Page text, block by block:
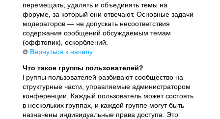
перемещать, удалять и объединять темы на
форуме, за который они отвечают. Основные задачи
модераторов — не допускать несоответствия
содержания сообщений обсуждаемым темам
(оффтопик), оскорблений.
Вернуться к началу
Что такое группы пользователей?
Группы пользователей разбивают сообщество на
структурные части, управляемые администратором
конференции. Каждый пользователь может состоять
в нескольких группах, и каждой группе могут быть
назначены индивидуальные права доступа. Это